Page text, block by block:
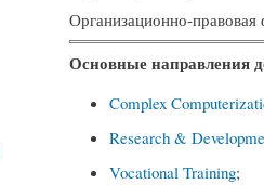
Организационно-
Основные направления
Complex
Research &
Vocational Training;